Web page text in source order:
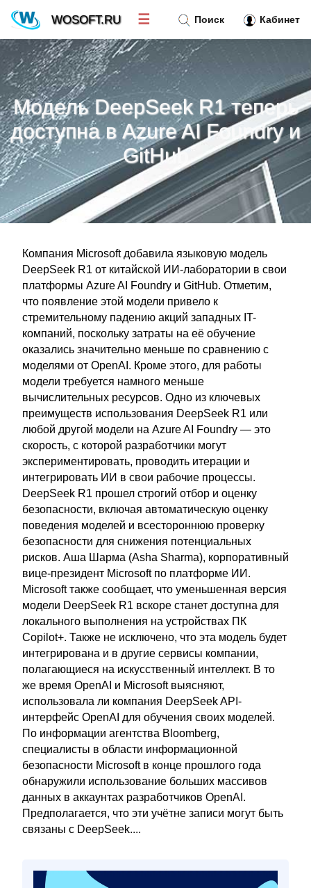
Модель DeepSeek R1 теперь
доступна в Azure AI Foundry и
GitHub
Компания Microsoft добавила языковую модель
DeepSeek R1 от китайской ИИ-лаборатории в свои
платформы Azure AI Foundry и GitHub. Отметим,
что появление этой модели привело к
стремительному падению акций западных IT-
компаний, поскольку затраты на её обучение
оказались значительно меньше по сравнению с
моделями от OpenAI. Кроме этого, для работы
модели требуется намного меньше
вычислительных ресурсов. Одно из ключевых
преимуществ использования DeepSeek R1 или
любой другой модели на Azure AI Foundry — это
скорость, с которой разработчики могут
экспериментировать, проводить итерации и
интегрировать ИИ в свои рабочие процессы.
DeepSeek R1 прошел строгий отбор и оценку
безопасности, включая автоматическую оценку
поведения моделей и всестороннюю проверку
безопасности для снижения потенциальных
рисков. Аша Шарма (Asha Sharma), корпоративный
вице-президент Microsoft по платформе ИИ.
Microsoft также сообщает, что уменьшенная версия
модели DeepSeek R1 вскоре станет доступна для
локального выполнения на устройствах ПК
Copilot+. Также не исключено, что эта модель будет
интегрирована и в другие сервисы компании,
полагающиеся на искусственный интеллект. В то
же время OpenAI и Microsoft выясняют,
использовала ли компания DeepSeek API-
интерфейс OpenAI для обучения своих моделей.
По информации агентства Bloomberg,
специалисты в области информационной
безопасности Microsoft в конце прошлого года
обнаружили использование больших массивов
данных в аккаунтах разработчиков OpenAI.
Предполагается, что эти учётне записи могут быть
связаны с DeepSeek....
Поиск Кабинет
WOSOFT.RU ☰
Новости»
Тренд новостей»
Рубрики »
Правила